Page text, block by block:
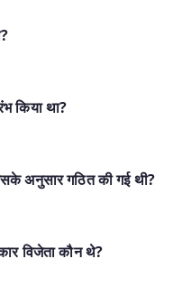
किया था?
अनुसार गठित की गई थी?
विजेता कौन थे?